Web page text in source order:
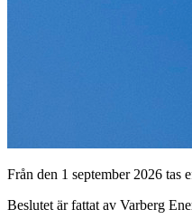
Från den 1 september 2026 tas
Beslutet är fattat av Varberg